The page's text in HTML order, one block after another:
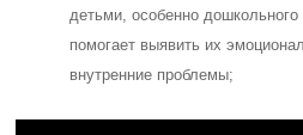
детьми, особенно дошкольного
помогает выявить их
внутренние проблемы;